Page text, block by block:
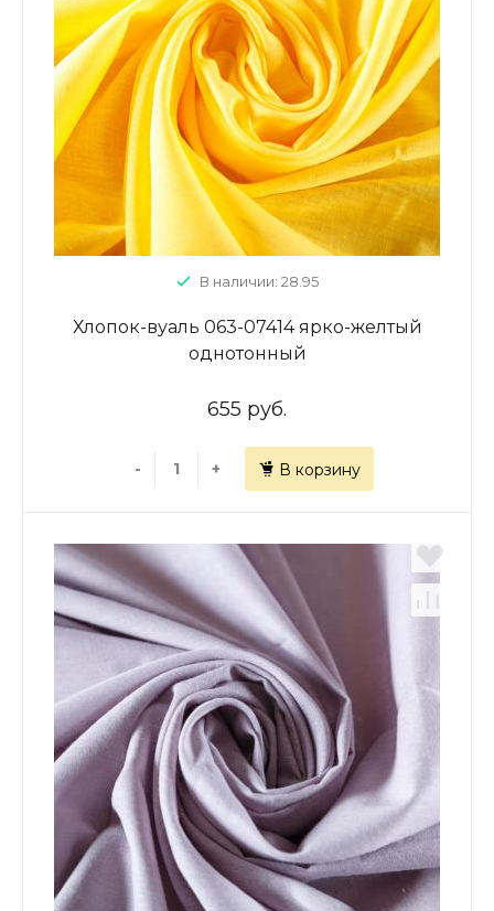
В наличии: 28.95
Хлопок-вуаль 063-07414 ярко-желтый
однотонный
655 руб.
- + В корзину